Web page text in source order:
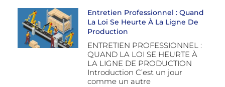
Entretien Professionnel : Quand
La Loi Se Heurte À La Ligne De
Production
ENTRETIEN PROFESSIONNEL :
QUAND LA LOI SE HEURTE À
LA LIGNE DE PRODUCTION
Introduction C’est un jour
comme un autre